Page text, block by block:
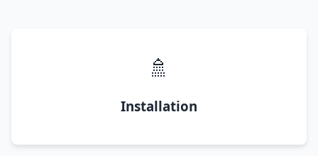
🚿
Installation